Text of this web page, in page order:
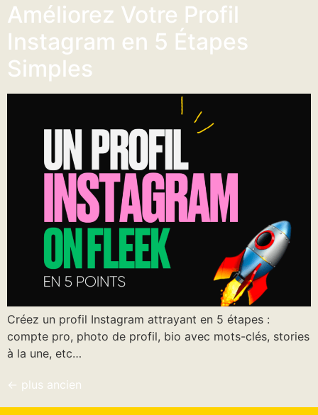
Améliorez Votre Profil
Instagram en 5 Étapes
Simples
Créez un profil Instagram attrayant en 5 étapes :
compte pro, photo de profil, bio avec mots-clés, stories
à la une, etc…
← plus ancien